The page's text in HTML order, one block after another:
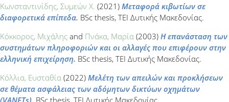
Κωνσταντινίδης, Συμεών Χ. (2021) Μεταφορά κιβωτίων σε
διαφορετικά επίπεδα. BSc thesis, ΤΕΙ Δυτικής Μακεδονίας.
Κόκκορος, Μιχάλης and Πνάκα, Μαρία (2003) Η επανάσταση των
συστημάτων πληροφοριών και οι αλλαγές που επιφέρουν στην
ελληνική επιχείρηση. BSc thesis, ΤΕΙ Δυτικής Μακεδονίας.
Κόλλια, Ευσταθία (2022) Μελέτη των απειλών και προκλήσεων
σε θέματα ασφάλειας των αδόμητων δικτύων οχημάτων
(VANETs). BSc thesis, ΤΕΙ Δυτικής Μακεδονίας.